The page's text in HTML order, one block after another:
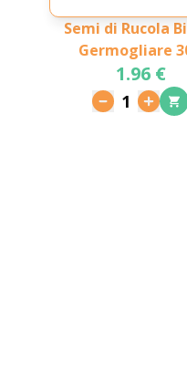
Semi di Rucola
Germogliare
1.96 €
1